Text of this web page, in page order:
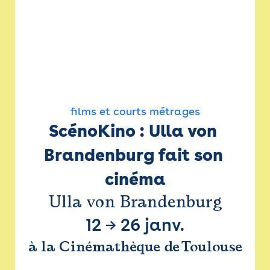
films et courts métrages
ScénoKino : Ulla von
Brandenburg fait son
cinéma
Ulla von Brandenburg
12 → 26 janv.
à la Cinémathèque de Toulouse